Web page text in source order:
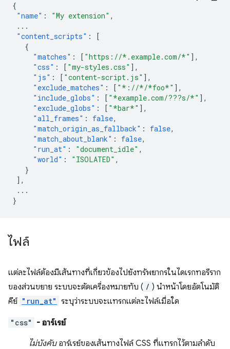
{
"name" : "My extension" ,
...
"content_scripts" :
[
{
"matches" : [ "https://*.example.com/*" ],
"css" : [ "my-styles.css" ],
"js" : [ "content-script.js" ],
"exclude_matches" : [ "*://*/*foo*" ],
"include_globs" : [ "*example.com/???s/*" ],
"exclude_globs" : [ "*bar*" ],
"all_frames" : false,
"match_origin_as_fallback" : false,
"match_about_blank" : false,
"run_at" : "document_idle" ,
"world" : "ISOLATED" ,
}
],
...
}
ไฟล์
แต่ละไฟล์ต้องมีเส้นทางที่เกี่ยวข้องไปยังทรัพยากรในไดเรกทอรีราก
ของส่วนขยาย ระบบจะตัดเครื่องหมายทับ ( / ) นำหน้าโดยอัตโนมัติ
คีย์ "run_at" ระบุว่าระบบจะแทรกแต่ละไฟล์เมื่อใด
"css"
- อาร์เรย์
ไม่บังคับอาร์เรย์ของเส้นทางไฟล์ CSS ที่แทรกไว้ตามลำดับ